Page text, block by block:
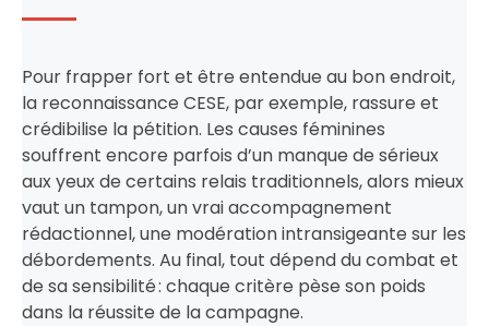
Pour frapper fort et être entendue au bon endroit,
la reconnaissance CESE, par exemple, rassure et
crédibilise la pétition. Les causes féminines
souffrent encore parfois d’un manque de sérieux
aux yeux de certains relais traditionnels, alors mieux
vaut un tampon, un vrai accompagnement
rédactionnel, une modération intransigeante sur les
débordements. Au final, tout dépend du combat et
de sa sensibilité : chaque critère pèse son poids
dans la réussite de la campagne.